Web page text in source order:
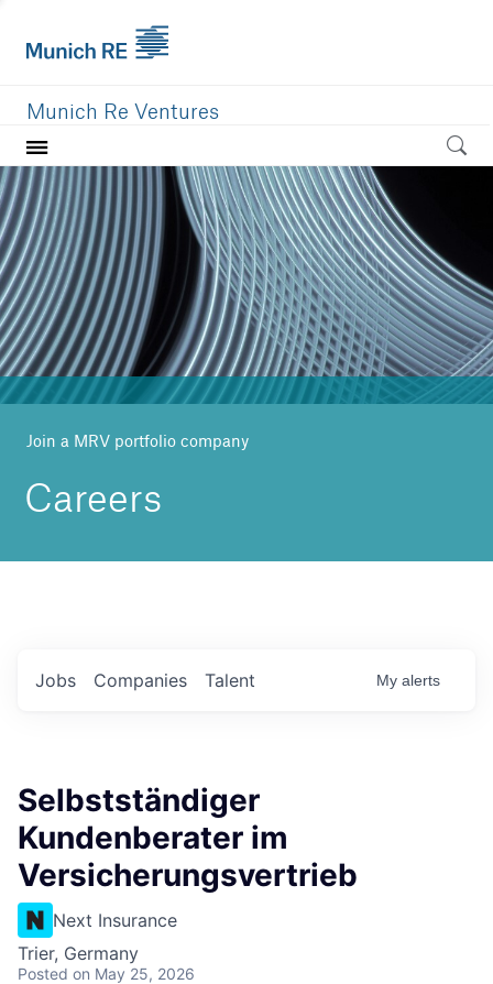
Munich Re Ventures
Home
Our value
Portfolio
Investment areas
Team
News
Join a MRV portfolio company
Careers
Jobs Companies Talent My alerts
Selbstständiger
Kundenberater im
Versicherungsvertrieb
Next Insurance
Trier, Germany
Posted on May 25, 2026